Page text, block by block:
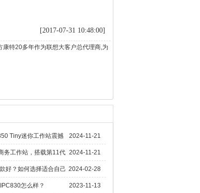
[2017-07-31 10:48:00]
特20多年作为联想大客户总代理商,为
2024-11-21
Tiny迷你工作站震撼
D4处理器，1L超紧凑设计，限时抢
2024-11-21
务工作站，搭载第11代
2024-02-28
好？如何选择适合自己
2023-11-13
怎么样？